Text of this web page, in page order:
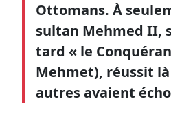
Ottomans. À
sultan Mehmed II,
tard « le
Mehmet), réussit
autres avaient